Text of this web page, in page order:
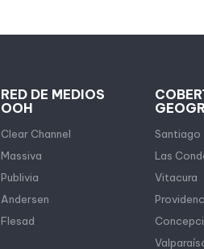
RED DE MEDIOS
OOH
Clear Channel
Massiva
Publivia
Andersen
Flesad
Santiago
Las
Vitacura